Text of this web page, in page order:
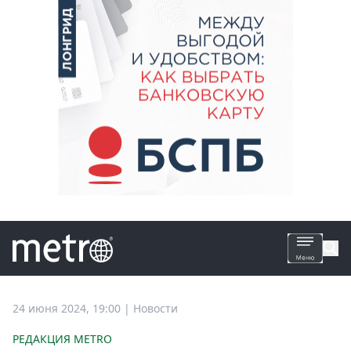
Все
24 июня 2024, 19:00 | Новости
РЕДАКЦИЯ METRO